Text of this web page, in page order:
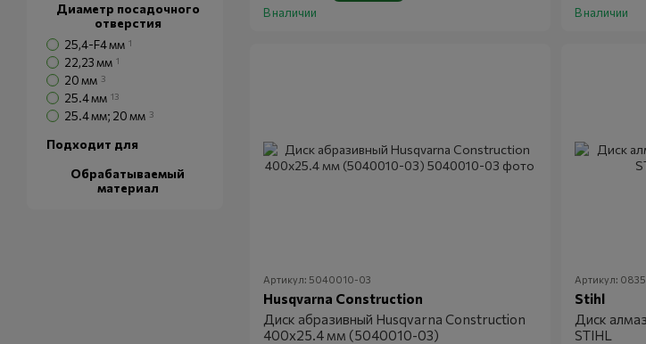
В наличии В наличии
Артикул: 5040010-03
Husqvarna Construction
Диск абразивный Husqvarna Construction
400х25.4 мм (5040010-03)
Артикул:
Stihl
Диск
STIHL
Диаметр посадочного
отверстия
25,4-F4 мм 1
22,23 мм 1
20 мм 3
25.4 мм 13
25.4 мм; 20 мм 3
Подходит для
Обрабатываемый
материал